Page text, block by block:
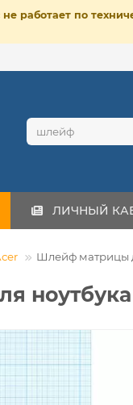
работает по
ЛИЧНЫЙ
Шлейф матрицы
ноутбука